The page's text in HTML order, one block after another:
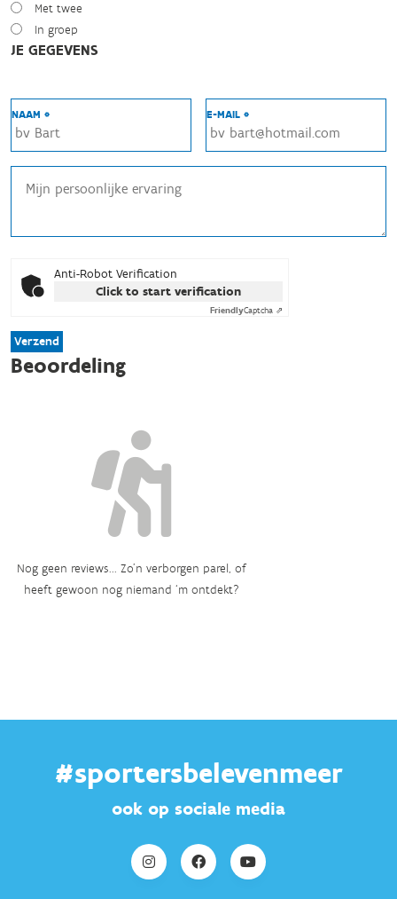
Met twee
In groep
JE GEGEVENS
NAAM * E-MAIL *
Anti-Robot Verification
Click to start verification
FriendlyCaptcha ⇗
Verzend
Beoordeling
Nog geen reviews... Zo’n verborgen parel, of
heeft gewoon nog niemand ‘m ontdekt?
#sportersbelevenmeer
ook op sociale media